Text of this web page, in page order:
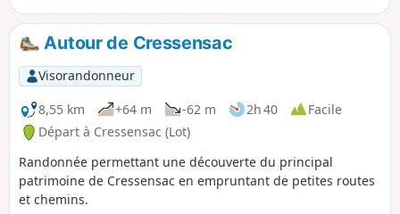
château de Tersac.
Autour de Cressensac
Visorandonneur
8,55 km
+64 m -62 m 2h 40
Facile
Départ à Cressensac (Lot)
Randonnée permettant une découverte du principal
patrimoine de Cressensac en empruntant de petites routes
et chemins.